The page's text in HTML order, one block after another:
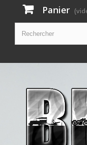
Panier